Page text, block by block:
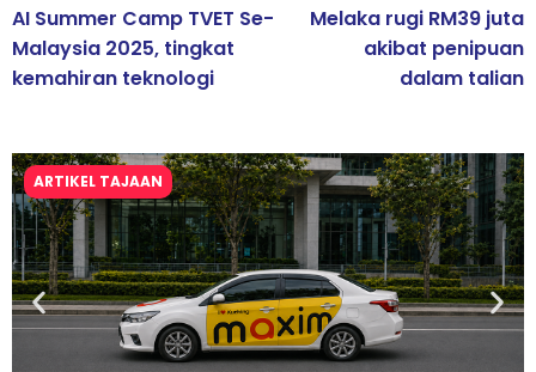
AI Summer Camp TVET Se-
Malaysia 2025, tingkat
kemahiran teknologi
Melaka rugi RM39 juta
akibat penipuan
dalam talian
ARTIKEL TAJAAN